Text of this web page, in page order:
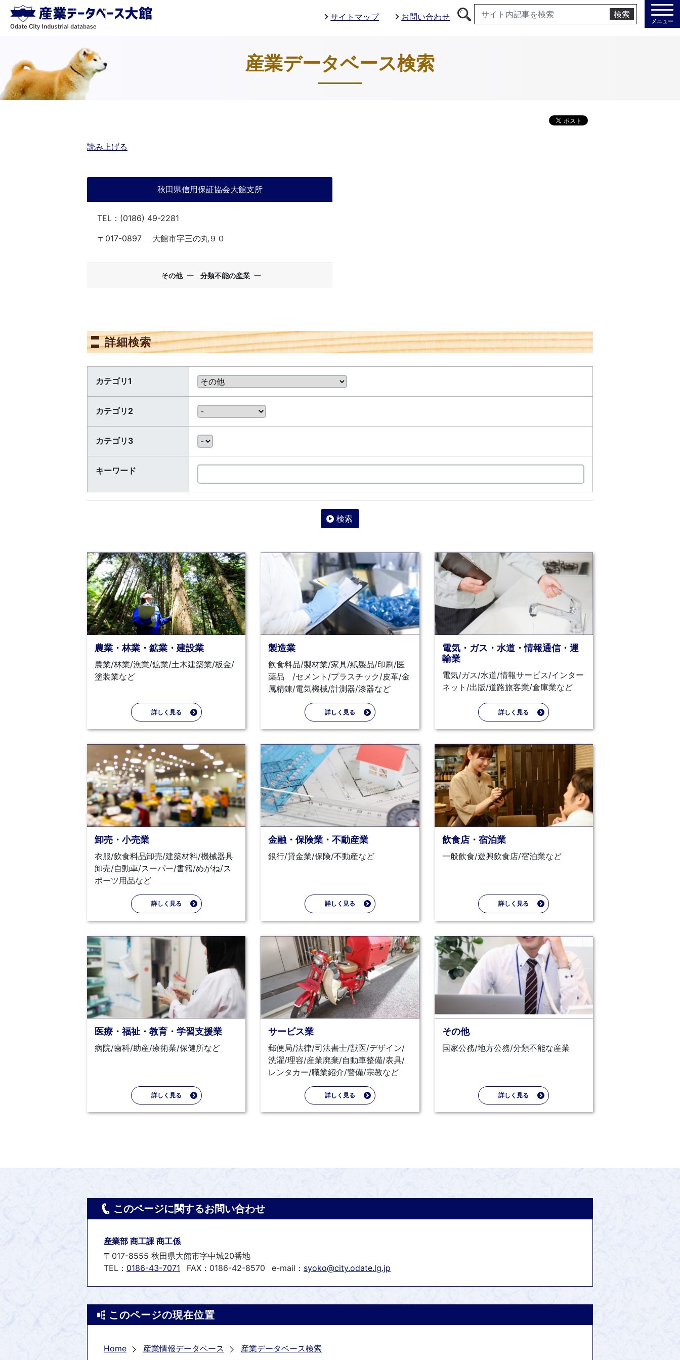
サイトマップ お問い合わせ 検索
メニュー
産業データベース検索
読み上げる
秋田県信用保証協会大館支所
TEL：(0186) 49-2281
〒017-0897
大館市字三の丸９０
その他 ー 分類不能の産業 ー
詳細検索
カテゴリ1
カテゴリ2
カテゴリ3
キーワード
検索
農業・林業・鉱業・建設業
農業/林業/漁業/鉱業/土木建築業/板金/
塗装業など
詳しく見る
製造業
飲食料品/製材業/家具/紙製品/印刷/医
薬品 /セメント/プラスチック/皮革/金
属精錬/電気機械/計測器/漆器など
詳しく見る
電気・ガス・水道・情報通信・運
輸業
電気/ガス/水道/情報サービス/インター
ネット/出版/道路旅客業/倉庫業など
詳しく見る
卸売・小売業
衣服/飲食料品卸売/建築材料/機械器具
卸売/自動車/スーパー/書籍/めがね/ス
ポーツ用品など
詳しく見る
金融・保険業・不動産業
銀行/貸金業/保険/不動産など
詳しく見る
飲食店・宿泊業
一般飲食/遊興飲食店/宿泊業など
詳しく見る
医療・福祉・教育・学習支援業
病院/歯科/助産/療術業/保健所など
詳しく見る
サービス業
郵便局/法律/司法書士/獣医/デザイン/
洗濯/理容/産業廃棄/自動車整備/表具/
レンタカー/職業紹介/警備/宗教など
詳しく見る
その他
国家公務/地方公務/分類不能な産業
詳しく見る
このページに関するお問い合わせ
産業部 商工課 商工係
〒017-8555 秋田県大館市字中城20番地
TEL： 0186-43-7071 FAX：0186-42-8570 e-mail： syoko@city.odate.lg.jp
このページの現在位置
Home 産業情報データベース 産業データベース検索